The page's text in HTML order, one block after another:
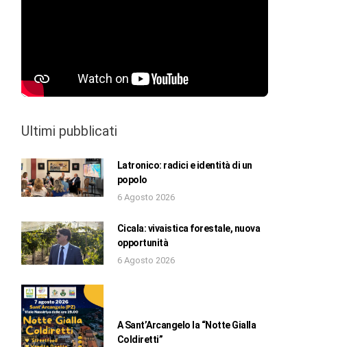
Ultimi pubblicati
Latronico: radici e identità di un
popolo
6 Agosto 2026
Cicala: vivaistica forestale, nuova
opportunità
6 Agosto 2026
A Sant’Arcangelo la “Notte Gialla
Coldiretti”